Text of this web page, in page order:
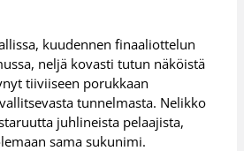
kuudennen finaaliottelun
neljä kovasti tutun näköistä
tiiviiseen porukkaan
tunnelmasta. Nelikko
juhlineista pelaajista,
sama sukunimi.